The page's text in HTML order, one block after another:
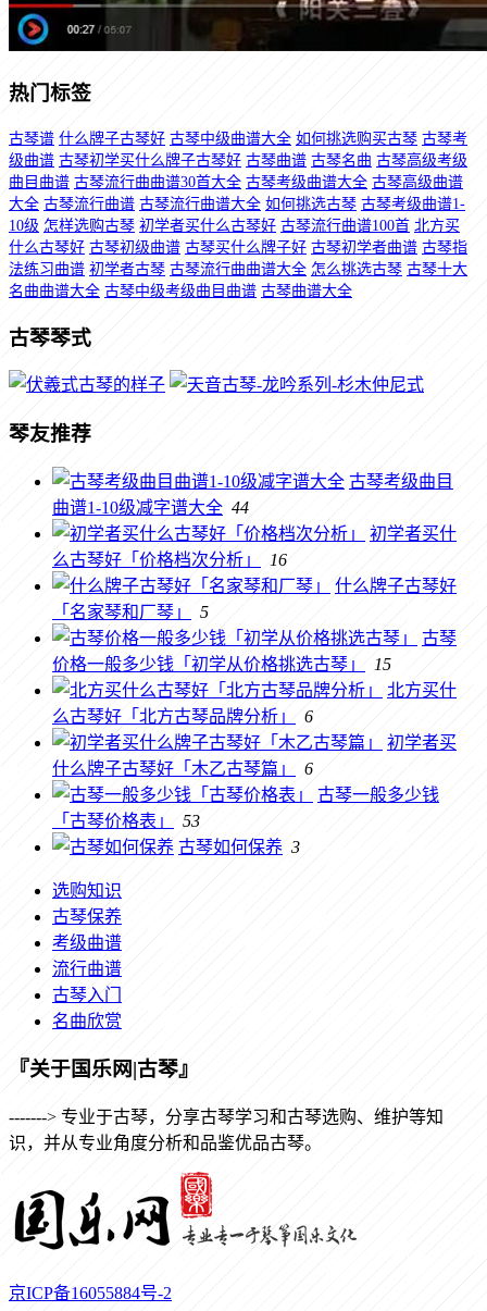
热门标签
古琴谱 什么牌子古琴好 古琴中级曲谱大全 如何挑选购买古琴 古琴考
级曲谱 古琴初学买什么牌子古琴好 古琴曲谱 古琴名曲 古琴高级考级
曲目曲谱 古琴流行曲曲谱30首大全 古琴考级曲谱大全 古琴高级曲谱
大全 古琴流行曲谱 古琴流行曲谱大全 如何挑选古琴 古琴考级曲谱1-
10级 怎样选购古琴 初学者买什么古琴好 古琴流行曲谱100首 北方买
什么古琴好 古琴初级曲谱 古琴买什么牌子好 古琴初学者曲谱 古琴指
法练习曲谱 初学者古琴 古琴流行曲曲谱大全 怎么挑选古琴 古琴十大
名曲曲谱大全 古琴中级考级曲目曲谱 古琴曲谱大全
古琴琴式
琴友推荐
古琴考级曲目
曲谱1-10级减字谱大全 44
初学者买什
么古琴好「价格档次分析」
16
什么牌子古琴好
「名家琴和厂琴」
5
古琴
价格一般多少钱「初学从价格挑选古琴」
15
北方买什
么古琴好「北方古琴品牌分析」
6
初学者买
什么牌子古琴好「木乙古琴篇」
6
古琴一般多少钱
「古琴价格表」
53
古琴如何保养 3
选购知识
古琴保养
考级曲谱
流行曲谱
古琴入门
名曲欣赏
『关于国乐网|古琴』
-------> 专业于古琴，分享古琴学习和古琴选购、维护等知
识，并从专业角度分析和品鉴优品古琴。
京ICP备16055884号-2